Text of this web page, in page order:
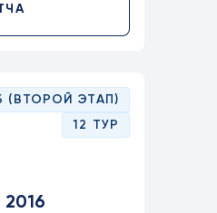
(ВТОРОЙ ЭТАП)
12 ТУР